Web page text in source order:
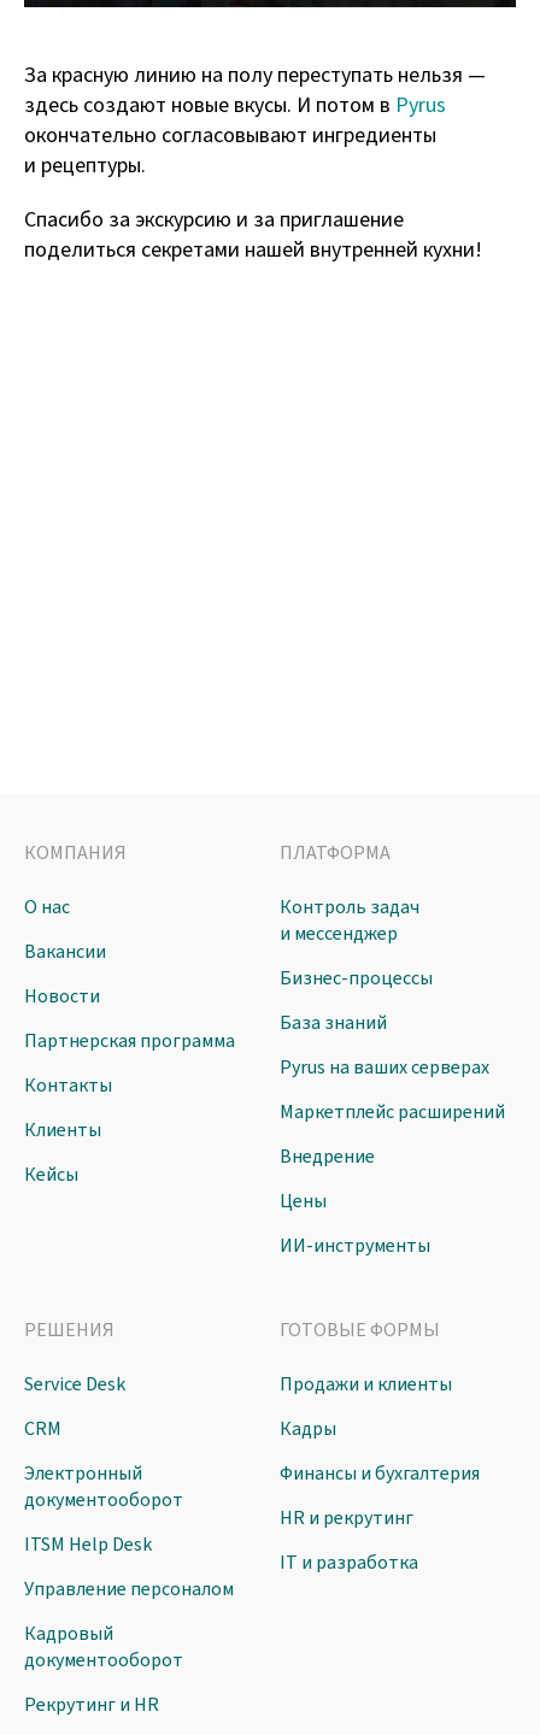
За красную линию на полу переступать нельзя —
здесь создают новые вкусы. И потом в Pyrus
окончательно согласовывают ингредиенты
и рецептуры.
Спасибо за экскурсию и за приглашение
поделиться секретами нашей внутренней кухни!
КОМПАНИЯ
О нас
Вакансии
Новости
Партнерская программа
Контакты
Клиенты
Кейсы
ПЛАТФОРМА
Контроль задач
и мессенджер
Бизнес-процессы
База знаний
Pyrus на ваших серверах
Маркетплейс расширений
Внедрение
Цены
ИИ-инструменты
РЕШЕНИЯ
Service Desk
CRM
Электронный
документооборот
ITSM Help Desk
Управление персоналом
Кадровый
документооборот
Рекрутинг и HR
ГОТОВЫЕ ФОРМЫ
Продажи и клиенты
Кадры
Финансы и бухгалтерия
HR и рекрутинг
IT и разработка